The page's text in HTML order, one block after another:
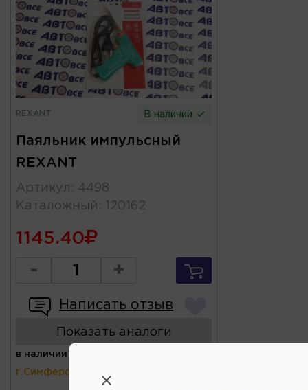
REXANT В наличии
Паяльник импульсный
REXANT
Артикул : 4498
Каталожный : 120162
1145.40
- +
Написать отзыв
Показать аналоги
в наличии
г.Симферополь)